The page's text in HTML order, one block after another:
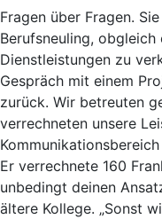
Fragen über Fragen.
Berufsneuling,
Dienstleistungen zu
Gespräch mit einem
zurück. Wir betreuten
verrechneten unsere
Er verrechnete 160
unbedingt deinen
ältere Kollege. „Sonst